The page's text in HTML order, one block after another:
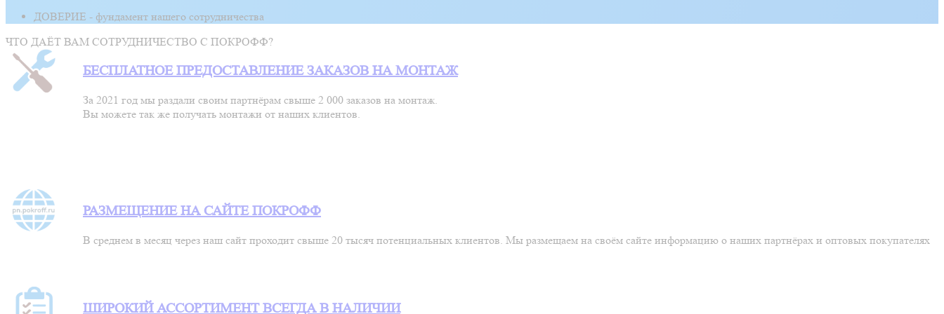
ДОВЕРИЕ - фундамент нашего сотрудничества
ЧТО ДАЁТ ВАМ СОТРУДНИЧЕСТВО С ПОКРОФФ?
БЕСПЛАТНОЕ ПРЕДОСТАВЛЕНИЕ ЗАКАЗОВ НА МОНТАЖ
За 2021 год мы раздали своим партнёрам свыше 2 000 заказов на монтаж.
Вы можете так же получать монтажи от наших клиентов.
РАЗМЕЩЕНИЕ НА САЙТЕ ПОКРОФФ
В среднем в месяц через наш сайт проходит свыше 20 тысяч потенциальных клиентов. Мы размещаем на своём сайте информацию о наших партнёрах и оптовых покупателях
ШИРОКИЙ АССОРТИМЕНТ ВСЕГДА В НАЛИЧИИ